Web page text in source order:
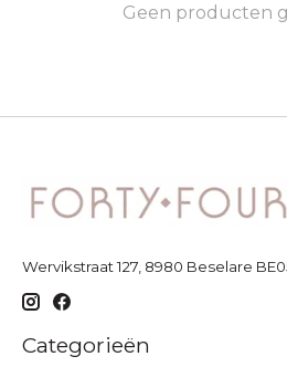
Geen producten
Wervikstraat 127, 8980 Beselare
Categorieën